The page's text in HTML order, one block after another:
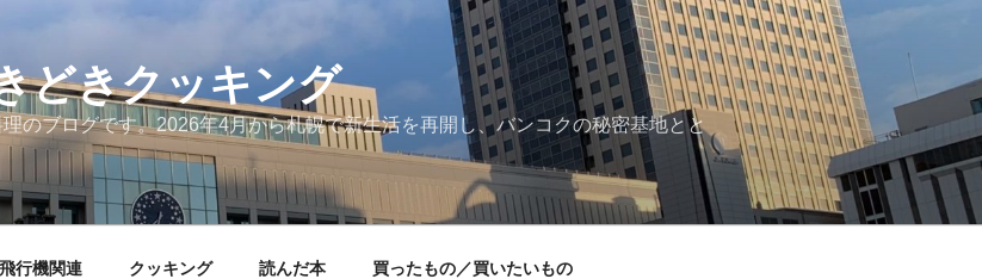
どきクッキング
のブログです。2026年4月から札幌で新生活を再開し、バンコクの秘密基地とと
飛行機関連 クッキング 読んだ本 買ったもの／買いたいもの